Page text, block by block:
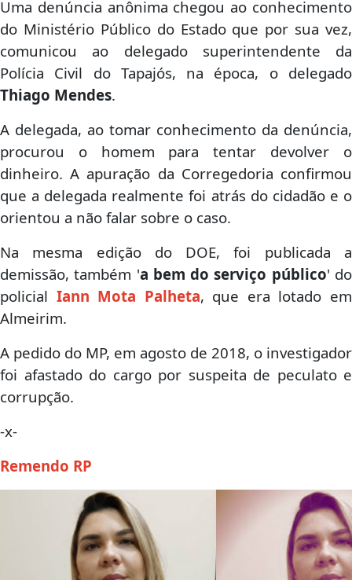
Uma denúncia anônima chegou ao conhecimento
do Ministério Público do Estado que por sua vez,
comunicou ao delegado superintendente da
Polícia Civil do Tapajós, na época, o delegado
Thiago Mendes.
A delegada, ao tomar conhecimento da denúncia,
procurou o homem para tentar devolver o
dinheiro. A apuração da Corregedoria confirmou
que a delegada realmente foi atrás do cidadão e o
orientou a não falar sobre o caso.
Na mesma edição do DOE, foi publicada a
demissão, também 'a bem do serviço público' do
policial Iann Mota Palheta, que era lotado em
Almeirim.
A pedido do MP, em agosto de 2018, o investigador
foi afastado do cargo por suspeita de peculato e
corrupção.
-x-
Remendo RP